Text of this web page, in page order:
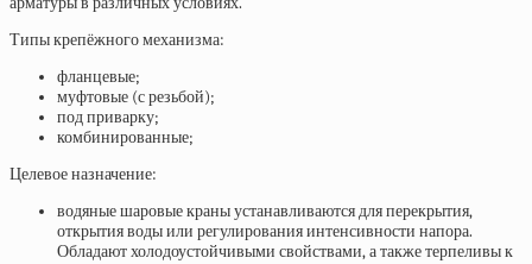
Типы крепёжного механизма:
фланцевые;
муфтовые (с резьбой);
под приварку;
комбинированные;
Целевое назначение:
водяные шаровые краны устанавливаются для перекрытия,
открытия воды или регулирования интенсивности напора.
Обладают холодоустойчивыми свойствами, а также терпеливы к